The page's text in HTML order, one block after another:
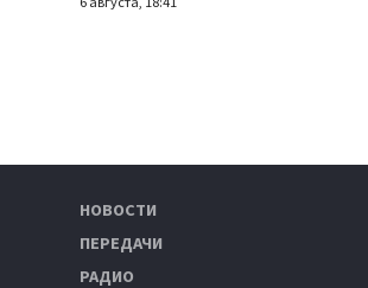
НОВОСТИ
ПЕРЕДАЧИ
РАДИО